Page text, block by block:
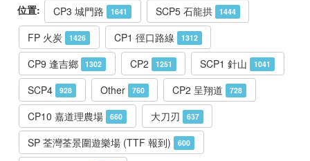
位置: CP3 城門路 1641 SCP5 石龍拱 1444
FP 火炭 1426 CP1 徑口路線 1312
CP9 逢吉鄉 1302 CP2 1251 SCP1 針山 1041
SCP4 928 Other 760 CP2 呈翔道 728
CP10 嘉道理農場 660 大刀刃 637
SP 荃灣荃景圍遊樂場 (TTF 報到) 600